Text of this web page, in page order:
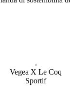
Vegea X Le Coq
Sportif